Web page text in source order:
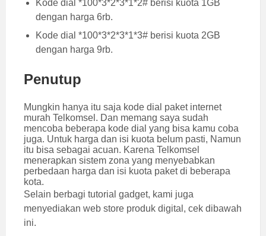
Kode dial *100*3*2*3*1*2# berisi kuota 1GB
dengan harga 6rb.
Kode dial *100*3*2*3*1*3# berisi kuota 2GB
dengan harga 9rb.
Penutup
Mungkin hanya itu saja kode dial paket internet
murah Telkomsel. Dan memang saya sudah
mencoba beberapa kode dial yang bisa kamu coba
juga. Untuk harga dan isi kuota belum pasti, Namun
itu bisa sebagai acuan. Karena Telkomsel
menerapkan sistem zona yang menyebabkan
perbedaan harga dan isi kuota paket di beberapa
kota.
Selain berbagi tutorial gadget, kami juga
menyediakan web store produk digital, cek dibawah
ini.